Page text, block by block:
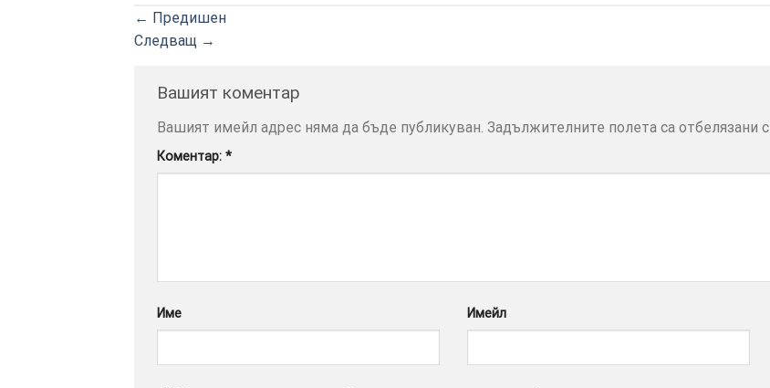
← Предишен
Следващ →
Вашият коментар
Вашият имейл адрес няма да бъде публикуван. Задължителните полета са отбелязани с
Коментар: *
Име Имейл